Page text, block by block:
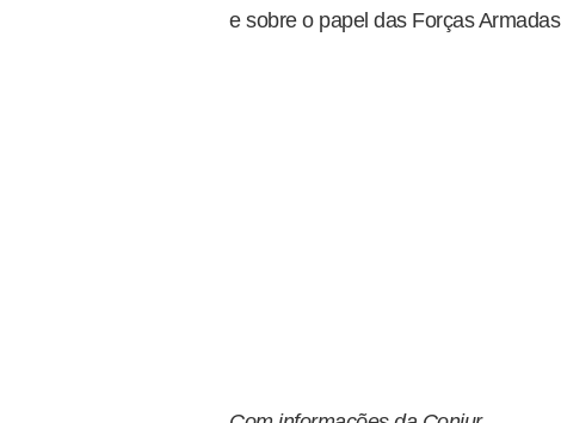
e sobre o papel das Forças